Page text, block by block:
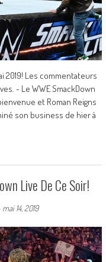
2019! Les commentateurs
- Le WWE SmackDown
et Roman Reigns
son business de hier à
Live De Ce Soir!
mai 14, 2019